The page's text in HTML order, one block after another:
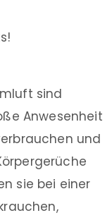
sind
Anwesenheit
und
sie bei einer